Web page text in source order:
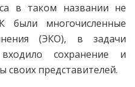
в таком названии не
были многочисленные
(ЭКО), в задачи
сохранение и
своих представителей.